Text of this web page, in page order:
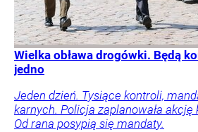
Wielka obława drogówki. Będą
jedno
Jeden dzień. Tysiące kontroli,
karnych. Policja zaplanowała
Od rana posypią się mandaty.